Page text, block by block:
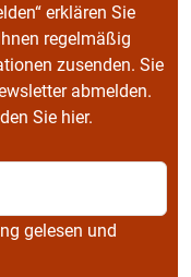
erklären Sie
regelmäßig
zusenden. Sie
abmelden.
Sie hier.
gelesen und